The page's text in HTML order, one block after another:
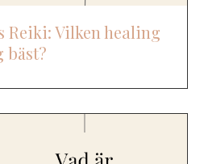
Reiki: Vilken healing
bäst?